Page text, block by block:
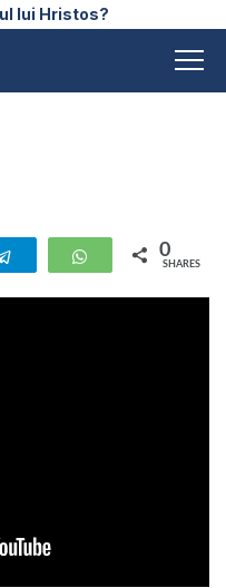
lui Hristos?
Telegram WhatsApp
0
SHARES